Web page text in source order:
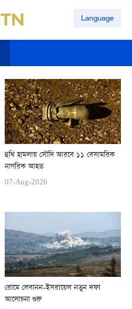
Language
হুথি হামলায় সৌদি আরবে ১১ বেসামরিক
নাগরিক আহত
07-Aug-2026
রোমে লেবানন-ইসরায়েল নতুন দফা
আলোচনা শুরু